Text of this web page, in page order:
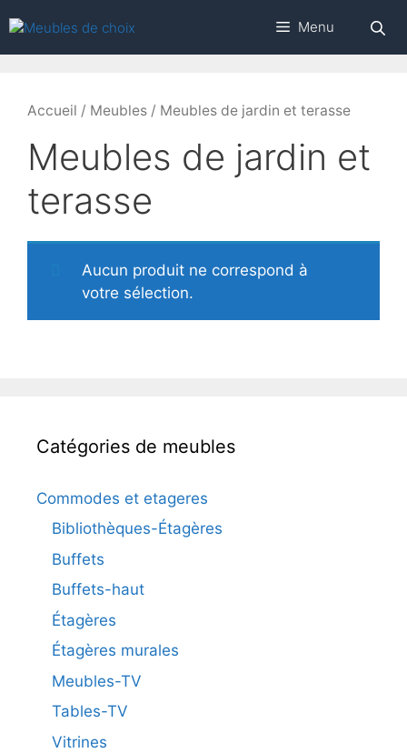
au
contenu
Menu
Accueil / Meubles / Meubles de jardin et terasse
Meubles de jardin et
terasse
Aucun produit ne correspond à
votre sélection.
Catégories de meubles
Commodes et etageres
Bibliothèques-Étagères
Buffets
Buffets-haut
Étagères
Étagères murales
Meubles-TV
Tables-TV
Vitrines